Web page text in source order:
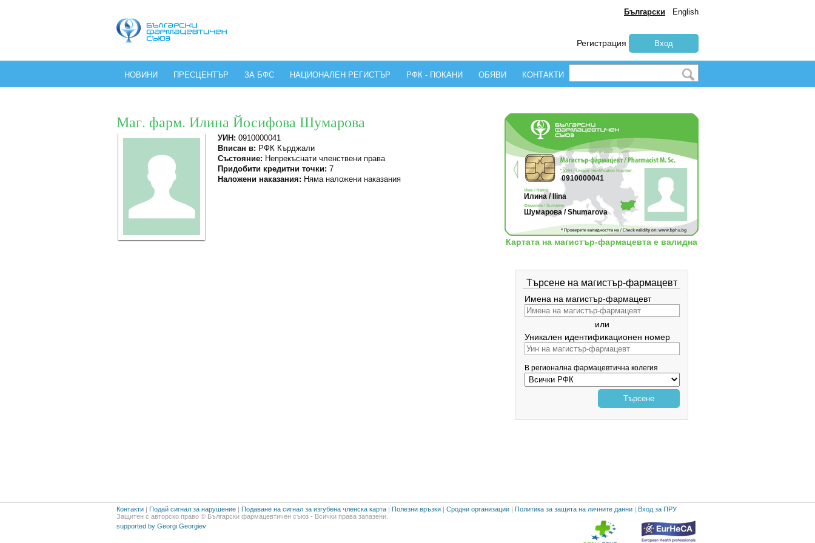
Български English
Регистрация Вход
НОВИНИ ПРЕСЦЕНТЪР ЗА БФС НАЦИОНАЛЕН РЕГИСТЪР РФК - ПОКАНИ ОБЯВИ КОНТАКТИ
Маг. фарм. Илина Йосифова Шумарова
УИН: 0910000041
Вписан в: РФК Кърджали
Състояние: Непрекъснати членствени права
Придобити кредитни точки: 7
Наложени наказания: Няма наложени наказания 0910000041
Илина / Ilina
Шумарова / Shumarova
Картата на магистър-фармацевта е валидна
Търсене на магистър-фармацевт
Имена на магистър-фармацевт
или
Уникален идентификационен номер
В регионална фармацевтична колегия
Търсене
Контакти | Подай сигнал за нарушение | Подаване на сигнал за изгубена членска карта | Полезни връзки | Сродни организации | Политика за защита на личните данни | Вход за ПРУ
Защитен с авторско право © Български фармацевтичен съюз - Всички права запазени.
supported by Georgi Georgiev